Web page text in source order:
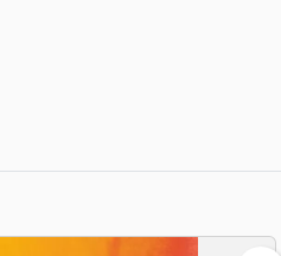
de l’église et Merci La Bible
plusieurs articles publiés
protestantes (Revue